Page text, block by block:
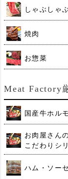
しゃぶしゃぶ
焼肉
お惣菜
Meat Factory
国産牛ホル
お肉屋さん
こだわりシ
ハム・ソー